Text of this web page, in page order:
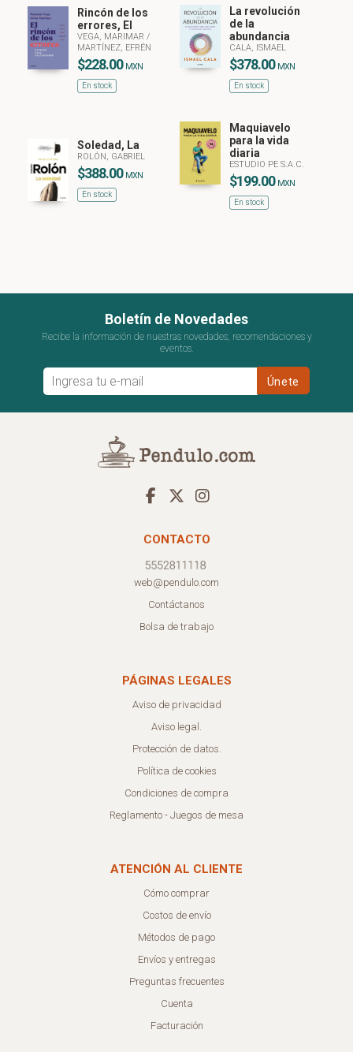
Rincón de los
errores, El
VEGA, MARIMAR/
MARTÍNEZ, EFRÉN
$228.00 MXN
En stock
La revolución
de la
abundancia
CALA, ISMAEL
$378.00 MXN
En stock
Soledad, La
ROLÓN, GABRIEL
$388.00 MXN
En stock
Maquiavelo
para la vida
diaria
ESTUDIO PE S.A.C.
$199.00 MXN
En stock
Boletín de Novedades
Recibe la información de nuestras novedades, recomendaciones y
eventos.
CONTACTO
web@pendulo.com
Contáctanos
Bolsa de trabajo
PÁGINAS LEGALES
Aviso de privacidad
Aviso legal.
Protección de datos.
Política de cookies
Condiciones de compra
Reglamento - Juegos de mesa
ATENCIÓN AL CLIENTE
Cómo comprar
Costos de envío
Métodos de pago
Envíos y entregas
Preguntas frecuentes
Cuenta
Facturación